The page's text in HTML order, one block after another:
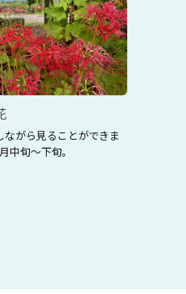
ながら見ることができま
中旬～下旬。